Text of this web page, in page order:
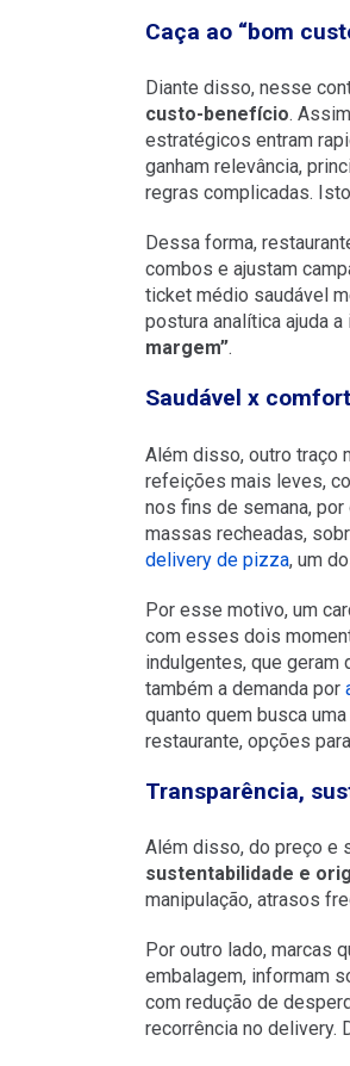
Caça ao “bom
Diante disso, nesse
custo-benefício.
estratégicos entram
ganham relevância,
regras complicadas.
Dessa forma,
combos e ajustam
ticket médio saudável
postura analítica ajuda
margem”.
Saudável x
Além disso, outro traço
refeições mais leves,
nos fins de semana, por
massas recheadas,
delivery de pizza, um
Por esse motivo, um
com esses dois
indulgentes, que geram
também a demanda por
quanto quem busca
restaurante, opções para
Transparência,
Além disso, do preço e
sustentabilidade e
manipulação, atrasos
Por outro lado, marcas
embalagem, informam
com redução de
recorrência no delivery.